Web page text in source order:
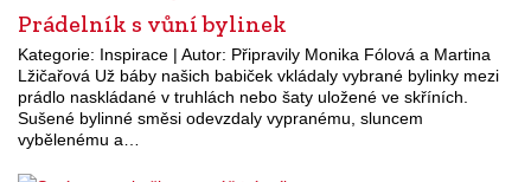
Prádelník s vůní bylinek
Kategorie: Inspirace | Autor: Připravily Monika Fólová a Martina
Lžičařová Už báby našich babiček vkládaly vybrané bylinky mezi
prádlo naskládané v truhlách nebo šaty uložené ve skříních.
Sušené bylinné směsi odevzdaly vypranému, sluncem
vybělenému a…